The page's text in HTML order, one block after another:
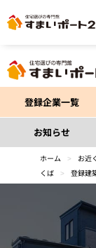
登録企業一覧
お知らせ
ホーム > お近
くば
> 登録建